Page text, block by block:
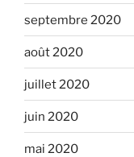
septembre 2020
août 2020
juillet 2020
juin 2020
mai 2020